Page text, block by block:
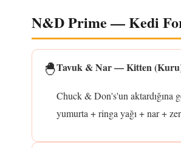
N&D Prime — Kedi
🐣Tavuk & Nar — Kitten
Chuck & Don's'un aktardığına
yumurta + ringa yağı + nar +